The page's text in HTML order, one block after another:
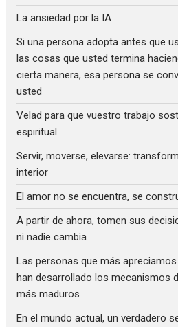
La ansiedad por la IA
Si una persona adopta antes que
las cosas que usted termina
cierta manera, esa persona se
usted
Velad para que vuestro trabajo
espiritual
Servir, moverse, elevarse:
interior
El amor no se encuentra, se
A partir de ahora, tomen sus
ni nadie cambia
Las personas que más
han desarrollado los mecanismos
más maduros
En el mundo actual, un verdadero